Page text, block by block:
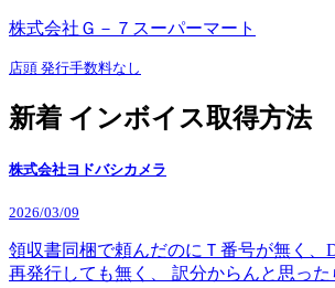
株式会社Ｇ－７スーパーマート
店頭 発行手数料なし
新着 インボイス取得方法
株式会社ヨドバシカメラ
2026/03/09
領収書同梱で頼んだのにＴ番号が無く、
再発行しても無く、 訳分からんと思った